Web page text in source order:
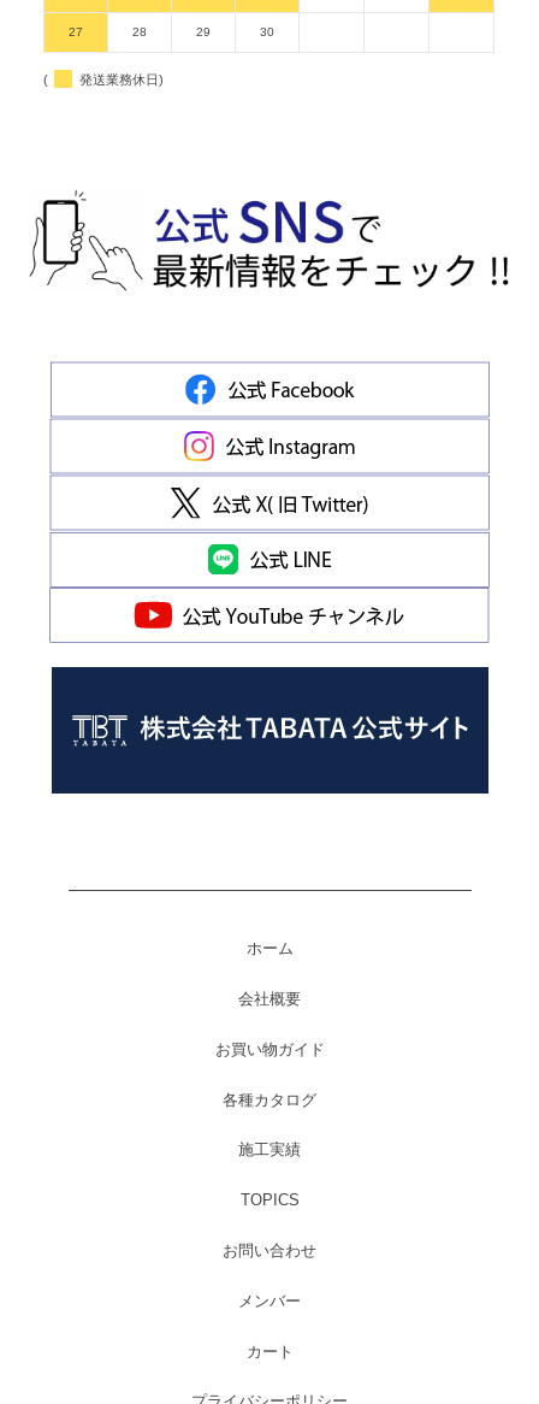
27 28 29 30
( 発送業務休日)
ホーム
会社概要
お買い物ガイド
各種カタログ
施工実績
TOPICS
お問い合わせ
メンバー
カート